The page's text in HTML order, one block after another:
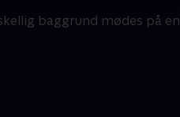
baggrund mødes på en